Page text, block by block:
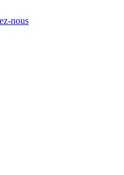
nous